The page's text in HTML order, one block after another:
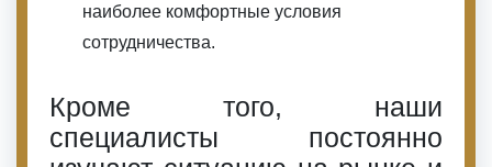
наиболее комфортные условия
сотрудничества.
Кроме того, наши
специалисты постоянно